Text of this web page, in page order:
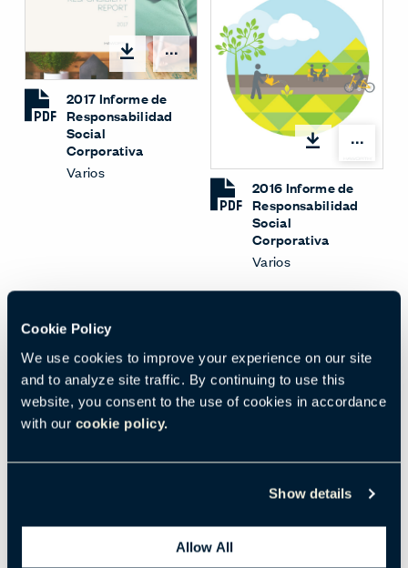
Cookie Policy
We use cookies to improve your experience on our site
and to analyze site traffic. By continuing to use this
website, you consent to the use of cookies in accordance
with our cookie policy.
Show details
Allow All
Opciones
2017 Informe de
Responsabilidad
Social
Corporativa
Varios
2016 Informe de
Responsabilidad
Social
Corporativa
Varios